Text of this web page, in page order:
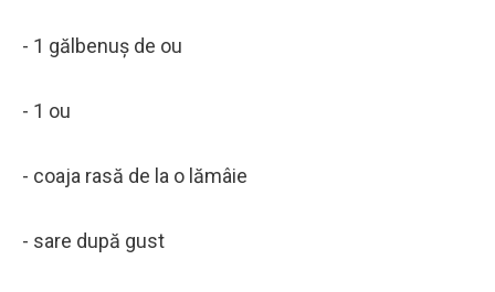
- 1 gălbenuș de ou
- 1 ou
- coaja rasă de la o lămâie
- sare după gust